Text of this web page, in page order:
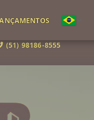
(51) 98186-8555